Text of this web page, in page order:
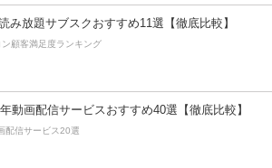
み放題サブスクおすすめ11選【徹底比較】
ン顧客満足度ランキング
動画配信サービスおすすめ40選【徹底比較】
配信サービス20選